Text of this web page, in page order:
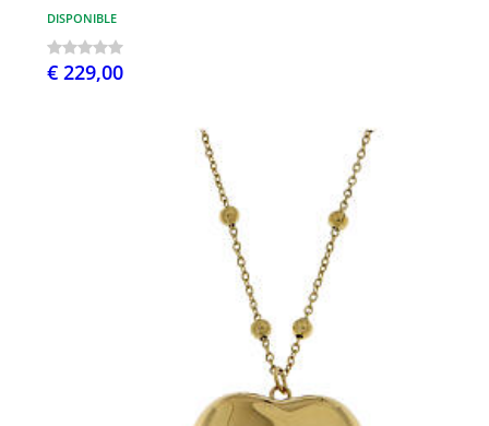
DISPONIBLE
€ 229,00